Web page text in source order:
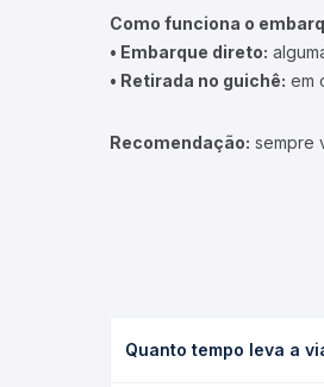
Como funciona o
• Embarque direto:
• Retirada no guichê: em
Recomendação: sempre
Quanto tempo leva a